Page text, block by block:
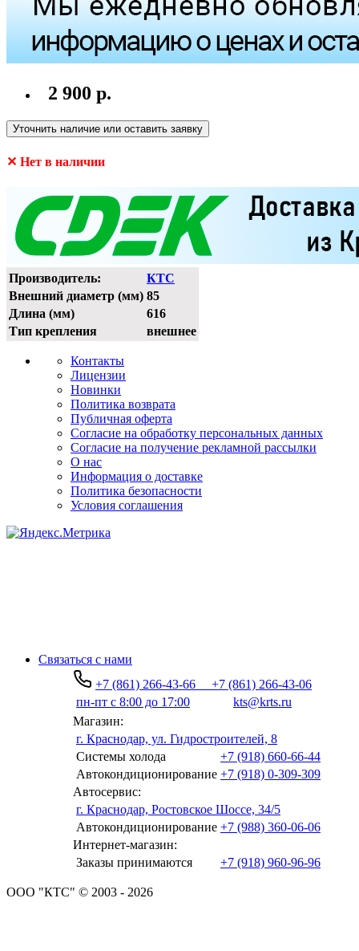
2 900 р.
Уточнить наличие или оставить заявку
✕ Нет в наличии
Производитель:
КТС
Внешний диаметр (мм) 85
Длина (мм)
616
Тип крепления
внешнее
Контакты
Лицензии
Новинки
Политика возврата
Публичная оферта
Согласие на обработку персональных данных
Согласие на получение рекламной рассылки
О нас
Информация о доставке
Политика безопасности
Условия соглашения
Связаться с нами
+7 (861) 266-43-66
+7 (861) 266-43-06
пн-пт с 8:00 до 17:00
kts@krts.ru
Магазин:
г. Краснодар, ул. Гидростроителей, 8
Системы холода
+7 (918) 660-66-44
Автокондиционирование +7 (918) 0-309-309
Автосервис:
г. Краснодар, Ростовское Шоссе, 34/5
Автокондиционирование +7 (988) 360-06-06
Интернет-магазин:
Заказы принимаются
+7 (918) 960-96-96
ООО "КТС" © 2003 - 2026